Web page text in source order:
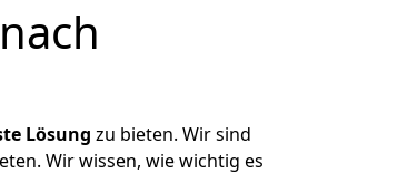
Lösung zu bieten. Wir sind
Wir wissen, wie wichtig es